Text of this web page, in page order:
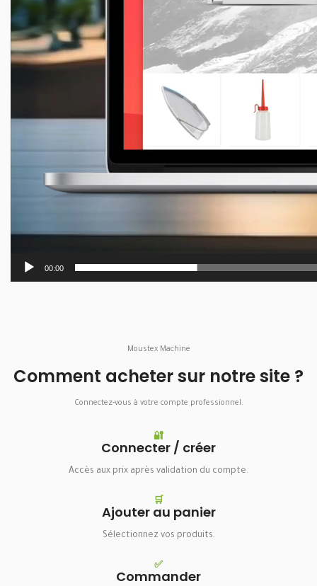
Moustex Machine
Comment acheter sur notre site ?
Connectez-vous à votre compte professionnel.
🔐
Connecter / créer
Accès aux prix après validation du compte.
🛒
Ajouter au panier
Sélectionnez vos produits.
✅
Commander
00:00